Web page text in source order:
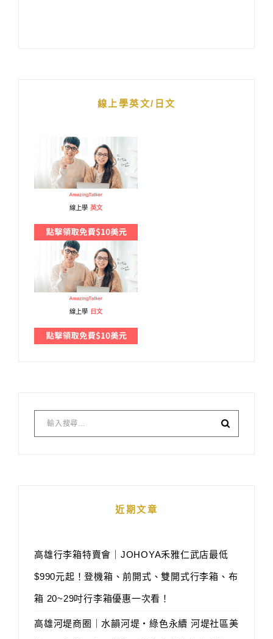
線上學英文/日文
線上學 英文
線上學 日文
近期文章
高雄行李箱特賣會｜JOHOYA禾雅仁武店最低
$990元起！登機箱、前開式、雙開式行李箱、布
箱 20~29吋行李箱優惠一次看！
高雄河堤商圈｜水韻河堤‧綠色永續 河堤社區美